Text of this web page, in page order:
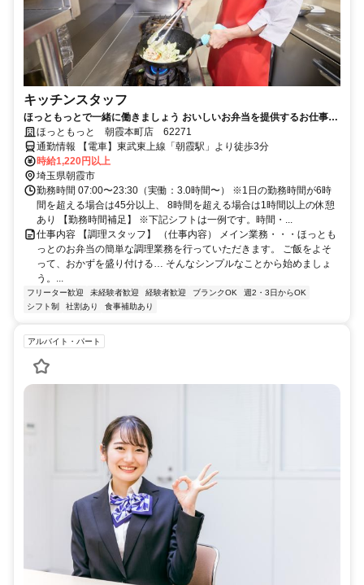
キッチンスタッフ
ほっともっとで一緒に働きましょう おいしいお弁当を提供するお仕事で
す ほっともっと 朝霞本町店 62271
通勤情報 【電車】東武東上線「朝霞駅」より徒歩3分
時給1,220円以上
埼玉県朝霞市
勤務時間 07:00〜23:30（実働：3.0時間〜） ※1日の勤務時間が6時
間を超える場合は45分以上、 8時間を超える場合は1時間以上の休憩
あり 【勤務時間補足】 ※下記シフトは一例です。時間・...
仕事内容 【調理スタッフ】 （仕事内容） メイン業務・・・ほっとも
っとのお弁当の簡単な調理業務を行っていただきます。 ご飯をよそ
って、おかずを盛り付ける… そんなシンプルなことから始めましょ
う。...
フリーター歓迎 未経験者歓迎 経験者歓迎 ブランクOK
週2・3日からOK
シフト制
社割あり 食事補助あり
アルバイト・パート